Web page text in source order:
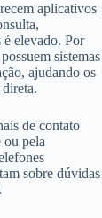
aplicativos
é elevado. Por
sistemas
ajudando os
de contato
ou pela
sobre dúvidas